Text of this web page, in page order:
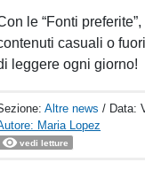
le “Fonti
casuali o
leggere ogni giorno!
Altre news / Data:
Maria Lopez
vedi letture